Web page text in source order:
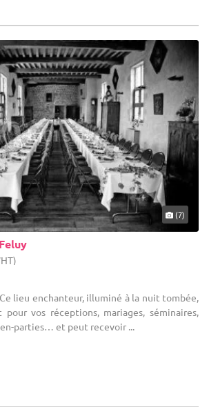
(7)
lieu enchanteur, illuminé à la nuit tombée,
vos réceptions, mariages, séminaires,
parties… et peut recevoir ...